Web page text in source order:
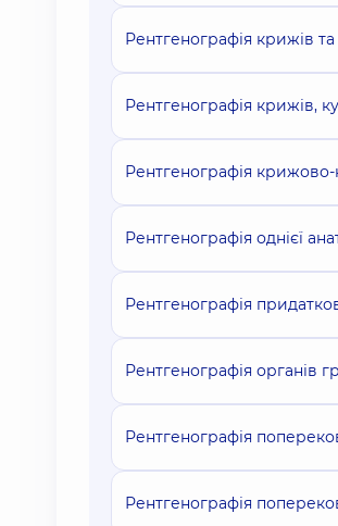
Рентгенографія крижів
Рентгенографія крижів,
Рентгенографія крижово-
Рентгенографія однієї
Рентгенографія
Рентгенографія органів
Рентгенографія
Рентгенографія